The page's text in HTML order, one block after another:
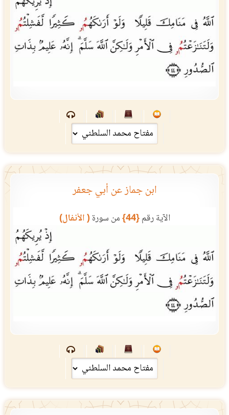
ابن جماز عن أبي جعفر
الآية رقم{44} من سورة( الأنفال)